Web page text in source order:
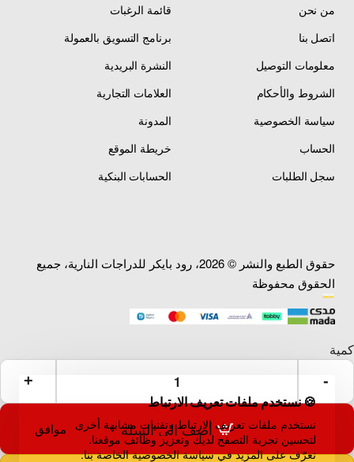
🍪 نستخدم ملفات تعريف الارتباط
نستخدم ملفات تعريف الارتباط وتقنيات مشابهة أخرى
لتحسين تجربة التصفح لديك وتعزيز وظائف موقعنا.
تعرّف على المزيد في سياسة الخصوصية الخاصة بنا.
موافق أضف إلى السلة
من نحن
اتصل بنا
معلومات التوصيل
الشروط والأحكام
سياسة الخصوصية
الحساب
سجل الطلبات
قائمة الرغبات
برنامج التسويق بالعمولة
النشرة البريدية
العلامات التجارية
المدونة
خريطة الموقع
الحسابات البنكية
حقوق الطبع والنشر © 2026، رود بايكر للدراجات النارية، جميع
الحقوق محفوظة